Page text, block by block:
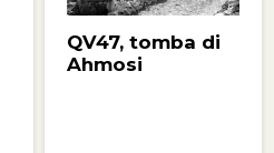
QV47, tomba di
Ahmosi